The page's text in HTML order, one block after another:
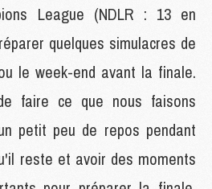
League (NDLR : 13 en
quelques simulacres de
le week-end avant la finale.
faire ce que nous faisons
petit peu de repos pendant
reste et avoir des moments